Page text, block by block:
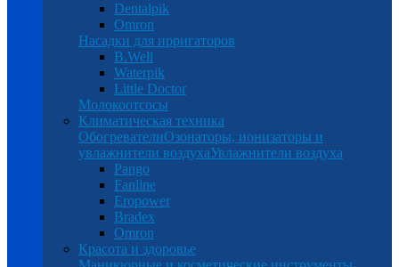
Dentalpik
Omron
Насадки для ирригаторов
B.Well
Waterpik
Little Doctor
Молокоотсосы
Климатическая техника
ОбогревателиОзонаторы, ионизаторы и
увлажнители воздухаУвлажнители воздуха
Pango
Fanline
Eropower
Bradex
Omron
Красота и здоровье